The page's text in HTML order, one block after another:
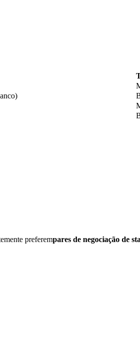
preferempares de negociação de